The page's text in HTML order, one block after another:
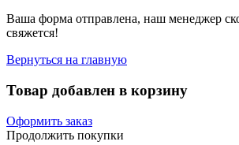
Ваша форма отправлена, наш менеджер
свяжется!
Вернуться на главную
Товар добавлен в корзину
Оформить заказ
Продолжить покупки